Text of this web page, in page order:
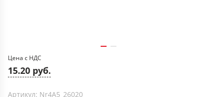
Цена с НДС
15.20 руб.
Артикул: Nr4A5_26020